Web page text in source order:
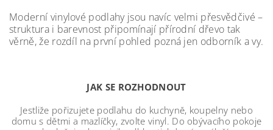
Moderní vinylové podlahy jsou navíc velmi přesvědčivé –
struktura i barevnost připomínají přírodní dřevo tak
věrně, že rozdíl na první pohled pozná jen odborník a vy.
JAK SE ROZHODNOUT
Jestliže pořizujete podlahu do kuchyně, koupelny nebo
domu s dětmi a mazlíčky, zvolte vinyl. Do obývacího pokoje